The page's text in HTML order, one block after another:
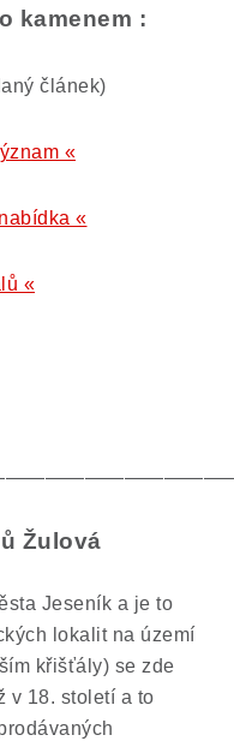
kamenem :
článek)
«
«
«
Žulová
Jeseník a je to
lokalit na území
křišťály) se zde
v 18. století a to